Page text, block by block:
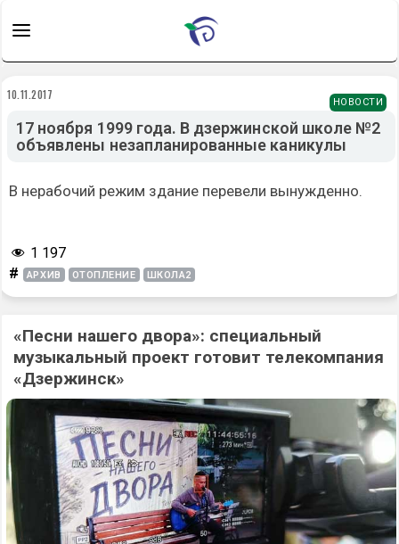
НОВОСТИ
10.11.2017
17 ноября 1999 года. В дзержинской школе №2
объявлены незапланированные каникулы
В нерабочий режим здание перевели вынужденно.
1 197
# АРХИВ ОТОПЛЕНИЕ ШКОЛА2
«Песни нашего двора»: специальный
музыкальный проект готовит телекомпания
«Дзержинск»